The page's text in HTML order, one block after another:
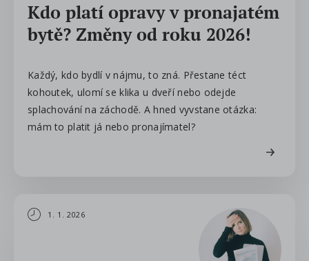
Kdo platí opravy v pronajatém
bytě? Změny od roku 2026!
Každý, kdo bydlí v nájmu, to zná. Přestane téct
kohoutek, ulomí se klika u dveří nebo odejde
splachování na záchodě. A hned vyvstane otázka:
mám to platit já nebo pronajímatel?
1. 1. 2026